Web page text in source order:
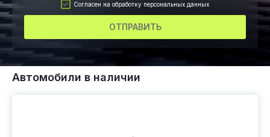
Согласен на обработку персональных данных
ОТПРАВИТЬ
Автомобили в наличии